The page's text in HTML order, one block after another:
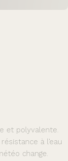
et polyvalente.
à l’eau
change.